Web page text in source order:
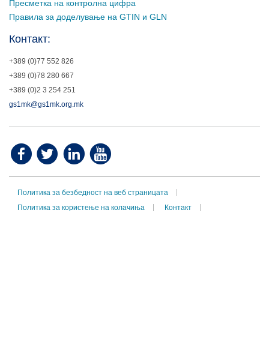
Пресметка на контролна цифра
Правила за доделување на GTIN и GLN
Контакт:
+389 (0)77 552 826
+389 (0)78 280 667
+389 (0)2 3 254 251
gs1mk@gs1mk.org.mk
Политика за безбедност на веб страницата
Политика за користење на колачиња
Контакт